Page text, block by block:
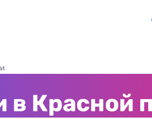
Красной